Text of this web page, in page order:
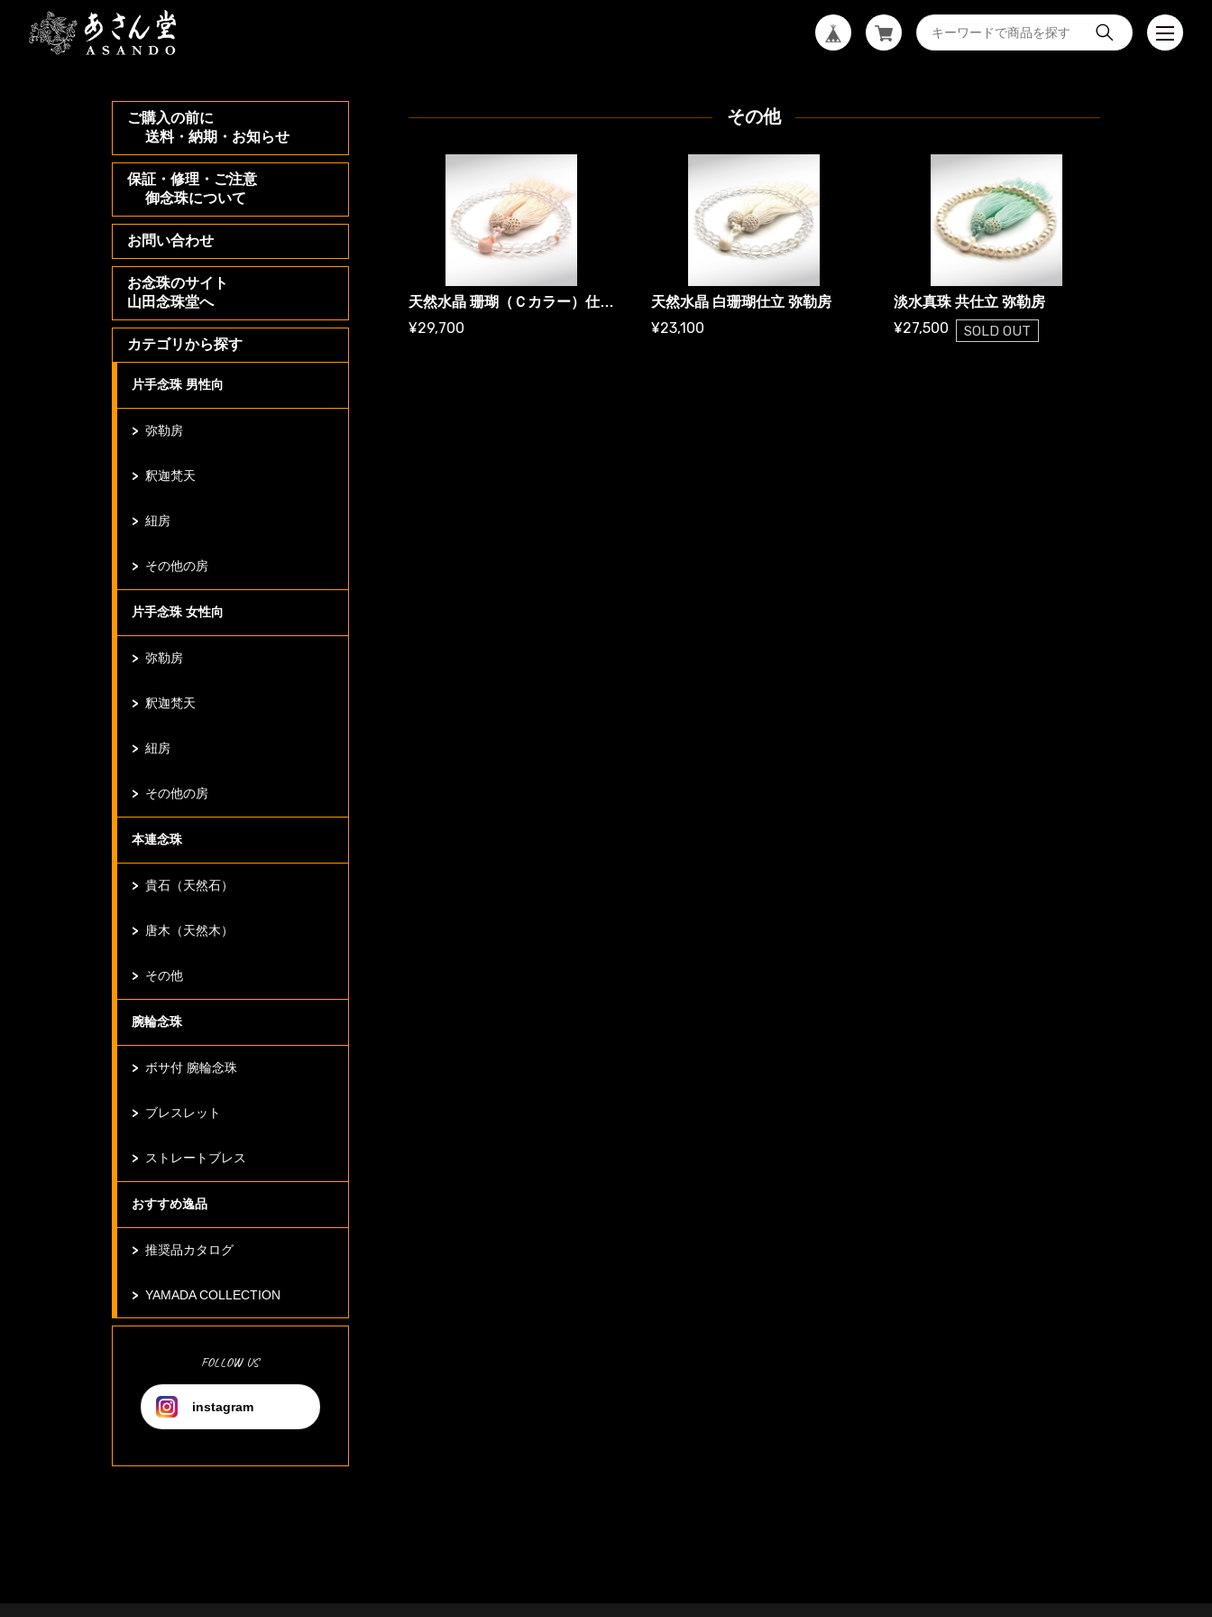
ご購入の前に
送料・納期・お知らせ
保証・修理・ご注意
御念珠について
お問い合わせ
お念珠のサイト
山田念珠堂へ
カテゴリから探す
片手念珠 男性向
弥勒房
釈迦梵天
紐房
その他の房
片手念珠 女性向
弥勒房
釈迦梵天
紐房
その他の房
本連念珠
貴石（天然石）
唐木（天然木）
その他
腕輪念珠
ボサ付 腕輪念珠
ブレスレット
ストレートブレス
おすすめ逸品
推奨品カタログ
YAMADA COLLECTION
FOLLOW US
instagram
その他
天然水晶 珊瑚（Ｃカラー）仕立 弥勒房
¥29,700
天然水晶 白珊瑚仕立 弥勒房
¥23,100
淡水真珠 共仕立 弥勒房
¥27,500 SOLD OUT